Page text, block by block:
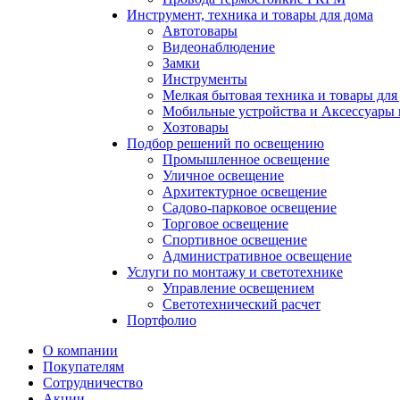
Инструмент, техника и товары для дома
Автотовары
Видеонаблюдение
Замки
Инструменты
Мелкая бытовая техника и товары для
Мобильные устройства и Аксессуары
Хозтовары
Подбор решений по освещению
Промышленное освещение
Уличное освещение
Архитектурное освещение
Садово-парковое освещение
Торговое освещение
Спортивное освещение
Административное освещение
Услуги по монтажу и светотехнике
Управление освещением
Светотехнический расчет
Портфолио
О компании
Покупателям
Сотрудничество